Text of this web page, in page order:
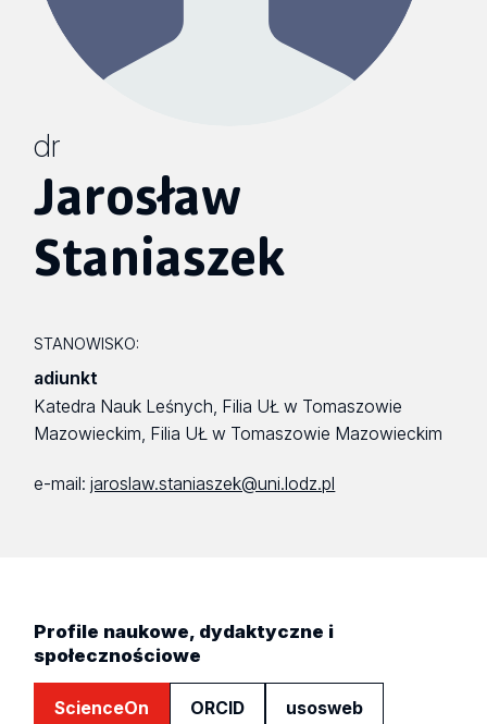
dr
Jarosław
Staniaszek
STANOWISKO:
adiunkt
Katedra Nauk Leśnych, Filia UŁ w Tomaszowie
Mazowieckim, Filia UŁ w Tomaszowie Mazowieckim
e-mail:jaroslaw.staniaszek@uni.lodz.pl
Profile naukowe, dydaktyczne i
społecznościowe
ScienceOn ORCID usosweb